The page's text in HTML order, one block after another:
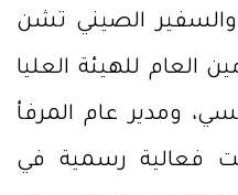
والسفير الصيني تشن
العام للهيئة العليا
ومدير عام المرفأ
فعالية رسمية في